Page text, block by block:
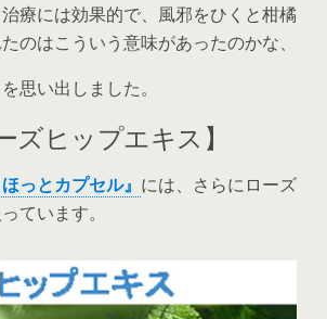
療には効果的で、風邪をひくと柑橘
のはこういう意味があったのかな、
思い出しました。
ズヒップエキス】
っとカプセル』 には、さらにローズ
ています。